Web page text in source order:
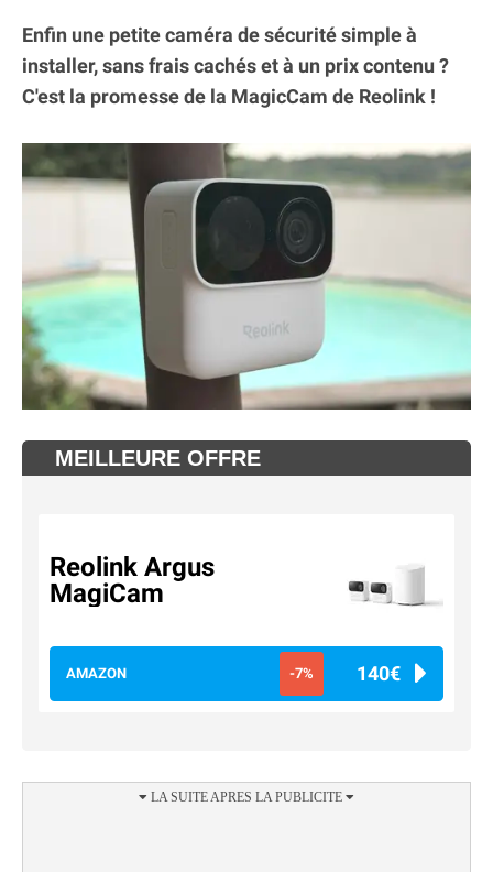
Enfin une petite caméra de sécurité simple à
installer, sans frais cachés et à un prix contenu ?
C'est la promesse de la MagicCam de Reolink !
MEILLEURE OFFRE
Reolink Argus
MagiCam
AMAZON -7% 140€